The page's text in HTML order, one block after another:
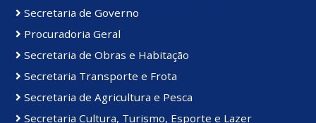
Secretaria de Governo
Procuradoria Geral
Secretaria de Obras e Habitação
Secretaria Transporte e Frota
Secretaria de Agricultura e Pesca
Secretaria Cultura, Turismo, Esporte e Lazer